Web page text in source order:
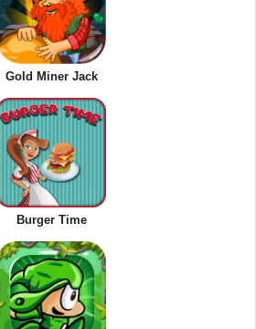
Gold Miner Jack
Burger Time